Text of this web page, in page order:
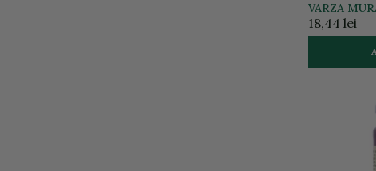
VARZA
350G
18,44 lei